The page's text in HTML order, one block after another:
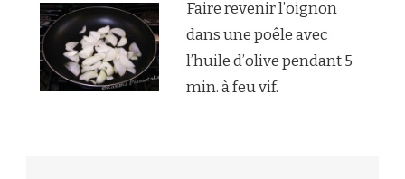
Faire revenir l’oignon
dans une poêle avec
l’huile d’olive pendant 5
min. à feu vif.